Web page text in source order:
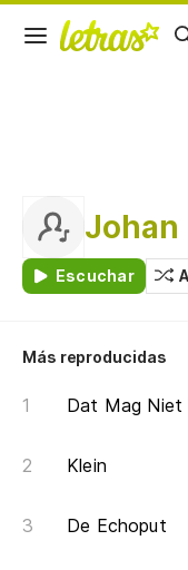
Johan
Escuchar
Más reproducidas
Dat Mag Niet
Klein
De Echoput